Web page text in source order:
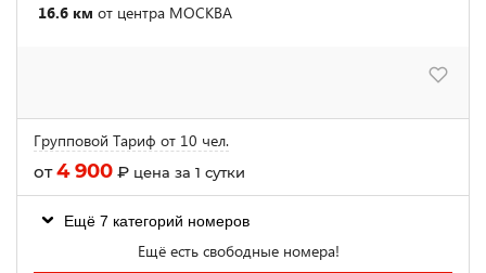
16.6 км от центра МОСКВА
Групповой Тариф от 10 чел.
от4 900 ₽ цена за 1 сутки
Ещё 7 категорий номеров
Ещё есть свободные номера!